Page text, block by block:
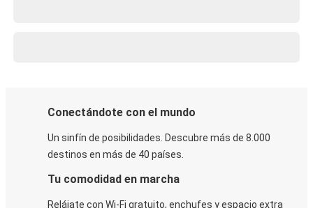
Conectándote con el mundo
Un sinfín de posibilidades. Descubre más de 8.000
destinos en más de 40 países.
Tu comodidad en marcha
Relájate con Wi-Fi gratuito, enchufes y espacio extra